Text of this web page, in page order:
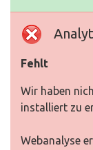
Fehlt
Wir haben
installiert zu
Webanalyse